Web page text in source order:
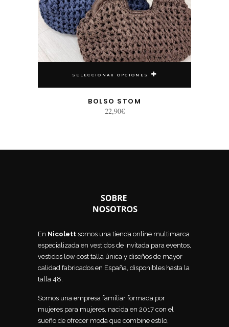
SELECCIONAR OPCIONES
BOLSO STOM
22,90€
En Nicolett somos una tienda online multimarca
especializada en vestidos de invitada para eventos,
vestidos low cost talla única y diseños de mayor
calidad fabricados en España, disponibles hasta la
talla 48.
Somos una empresa familiar formada por
mujeres para mujeres, nacida en 2017 con el
sueño de ofrecer moda que combine estilo,